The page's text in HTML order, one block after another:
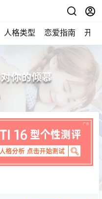
人格类型 恋爱指南 开始
你的倾慕